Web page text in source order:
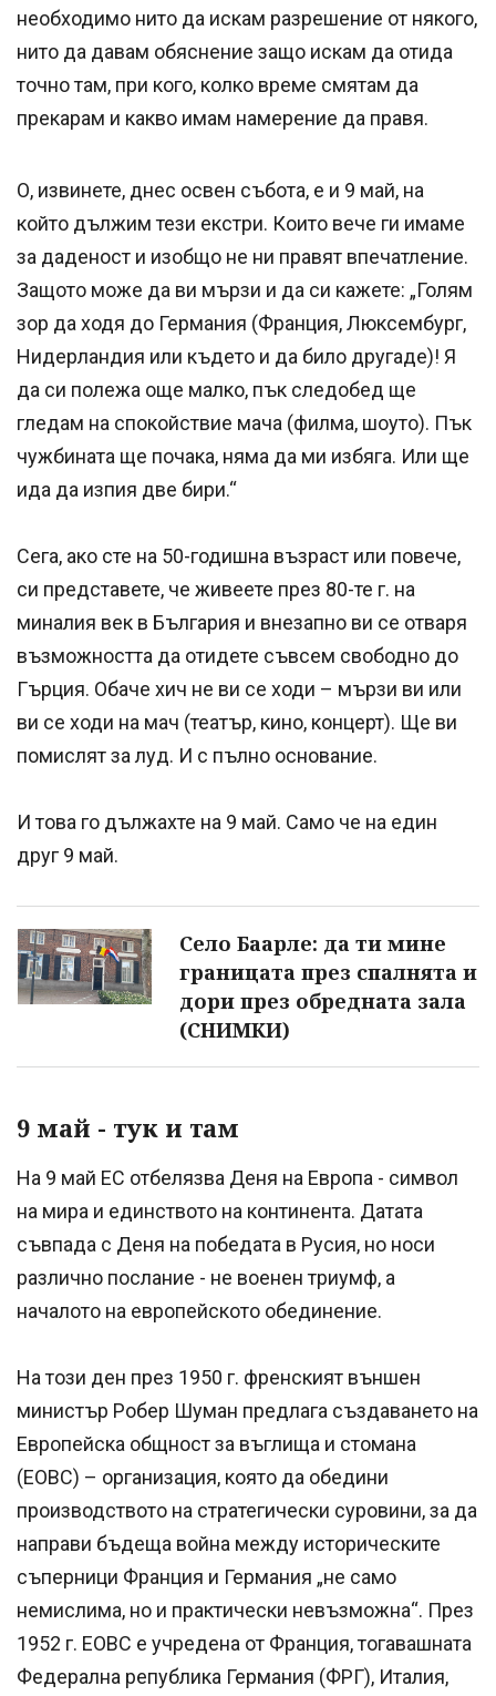
необходимо нито да искам разрешение от някого,
нито да давам обяснение защо искам да отида
точно там, при кого, колко време смятам да
прекарам и какво имам намерение да правя.
О, извинете, днес освен събота, е и 9 май, на
който дължим тези екстри. Които вече ги имаме
за даденост и изобщо не ни правят впечатление.
Защото може да ви мързи и да си кажете: „Голям
зор да ходя до Германия (Франция, Люксембург,
Нидерландия или където и да било другаде)! Я
да си полежа още малко, пък следобед ще
гледам на спокойствие мача (филма, шоуто). Пък
чужбината ще почака, няма да ми избяга. Или ще
ида да изпия две бири.“
Сега, ако сте на 50-годишна възраст или повече,
си представете, че живеете през 80-те г. на
миналия век в България и внезапно ви се отваря
възможността да отидете съвсем свободно до
Гърция. Обаче хич не ви се ходи – мързи ви или
ви се ходи на мач (театър, кино, концерт). Ще ви
помислят за луд. И с пълно основание.
И това го дължахте на 9 май. Само че на един
друг 9 май.
Село Баарле: да ти мине
границата през спалнята и
дори през обредната зала
(СНИМКИ)
9 май - тук и там
На 9 май ЕС отбелязва Деня на Европа - символ
на мира и единството на континента. Датата
съвпада с Деня на победата в Русия, но носи
различно послание - не военен триумф, а
началото на европейското обединение.
На този ден през 1950 г. френският външен
министър Робер Шуман предлага създаването на
Европейска общност за въглища и стомана
(ЕОВС) – организация, която да обедини
производството на стратегически суровини, за да
направи бъдеща война между историческите
съперници Франция и Германия „не само
немислима, но и практически невъзможна“. През
1952 г. ЕОВС е учредена от Франция, тогавашната
Федерална република Германия (ФРГ), Италия,